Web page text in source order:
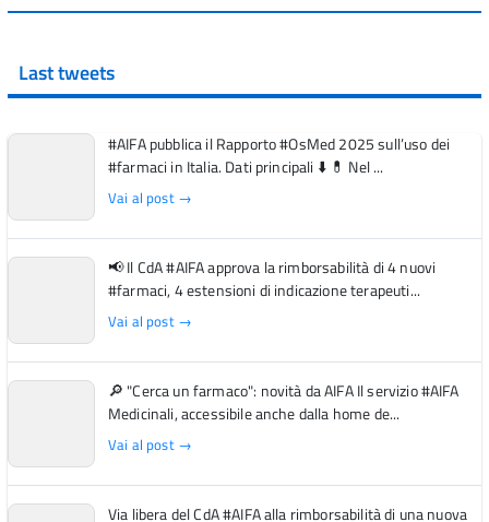
Last tweets
#AIFA pubblica il Rapporto #OsMed 2025 sull’uso dei
#farmaci in Italia. Dati principali ⬇️ 💊 Nel ...
Vai al post →
📢 Il CdA #AIFA approva la rimborsabilità di 4 nuovi
#farmaci, 4 estensioni di indicazione terapeuti...
Vai al post →
🔎 "Cerca un farmaco": novità da AIFA Il servizio #AIFA
Medicinali, accessibile anche dalla home de...
Vai al post →
Via libera del CdA #AIFA alla rimborsabilità di una nuova